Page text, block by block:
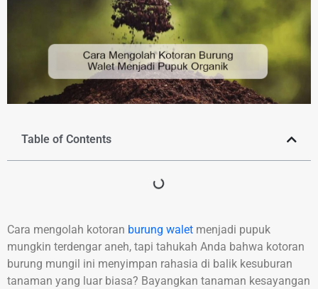
Table of Contents
Cara mengolah kotoran burung walet menjadi pupuk
mungkin terdengar aneh, tapi tahukah Anda bahwa kotoran
burung mungil ini menyimpan rahasia di balik kesuburan
tanaman yang luar biasa? Bayangkan tanaman kesayangan